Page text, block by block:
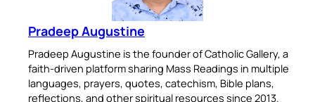
Pradeep Augustine
Pradeep Augustine is the founder of Catholic Gallery, a
faith-driven platform sharing Mass Readings in multiple
languages, prayers, quotes, catechism, Bible plans,
reflections, and other spiritual resources since 2013.